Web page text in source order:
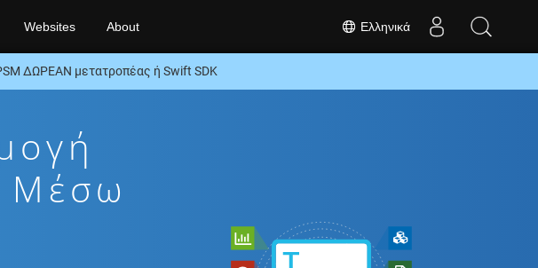
Ελληνικά
Websites About
ΔΩΡΕΑΝ μετατροπέας ή Swift SDK
Μέσω